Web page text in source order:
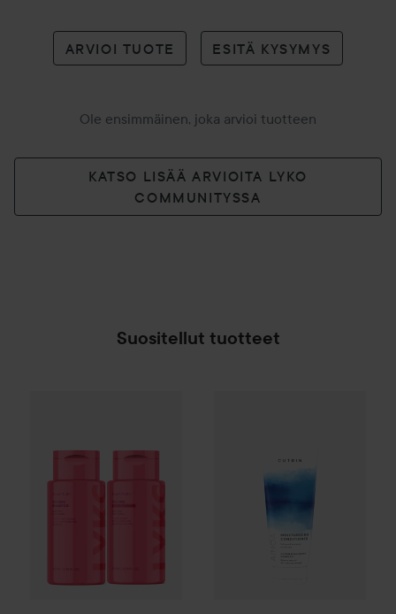
ARVIOI TUOTE ESITÄ KYSYMYS
Ole ensimmäinen, joka arvioi tuotteen
KATSO LISÄÄ ARVIOITA LYKO
COMMUNITYSSA
Suositellut tuotteet